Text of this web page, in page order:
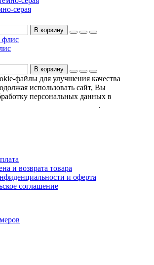
серая
В корзину
В корзину
файлы для улучшения качества
использовать сайт, Вы
персональных данных в
.
и возврата товара
и оферта
соглашение